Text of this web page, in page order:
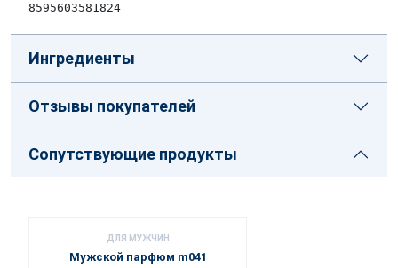
8595603581824
Ингредиенты
Отзывы покупателей
Сопутствующие продукты
ДЛЯ МУЖЧИН
Мужской парфюм m041